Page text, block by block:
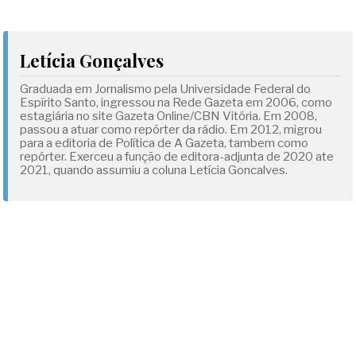
Letícia Gonçalves
Graduada em Jornalismo pela Universidade Federal do
Espírito Santo, ingressou na Rede Gazeta em 2006, como
estagiária no site Gazeta Online/CBN Vitória. Em 2008,
passou a atuar como repórter da rádio. Em 2012, migrou
para a editoria de Política de A Gazeta, tambem como
repórter. Exerceu a função de editora-adjunta de 2020 ate
2021, quando assumiu a coluna Letícia Goncalves.